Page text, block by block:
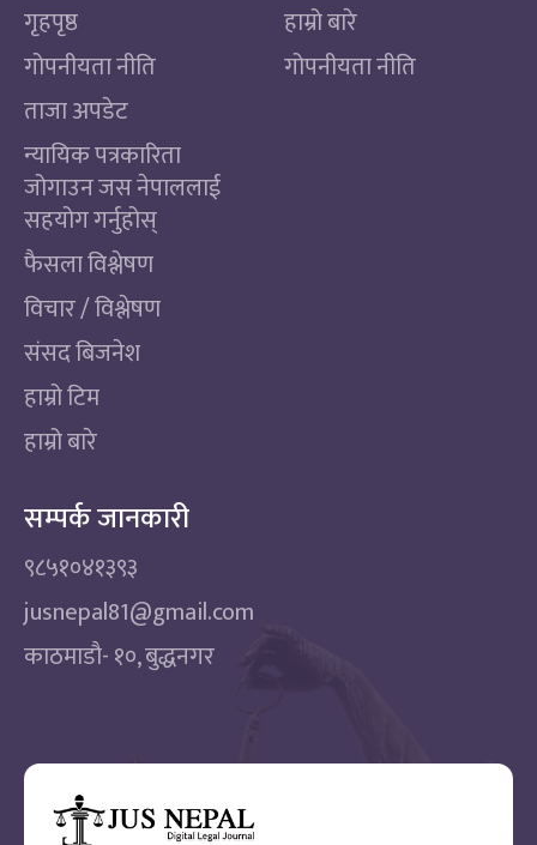
गृहपृष्ठ
गोपनीयता नीति
ताजा अपडेट
न्यायिक पत्रकारिता
जोगाउन जस नेपाललाई
सहयोग गर्नुहोस्
फैसला विश्लेषण
विचार / विश्लेषण
संसद बिजनेश
हाम्रो टिम
हाम्रो बारे
हाम्रो बारे
गोपनीयता नीति
सम्पर्क जानकारी
९८५१०४१३९३
jusnepal81@gmail.com
काठमाडाै‌- १०, बुद्धनगर